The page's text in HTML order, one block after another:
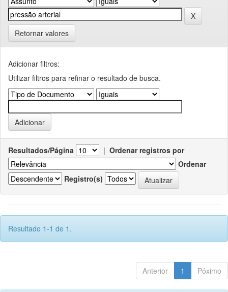
Retornar valores
Adicionar filtros:
Utilizar filtros para refinar o resultado de busca.
Resultados/Página | Ordenar registros por
Ordenar
Registro(s)
Resultado 1-1 de 1.
Anterior 1 Póximo